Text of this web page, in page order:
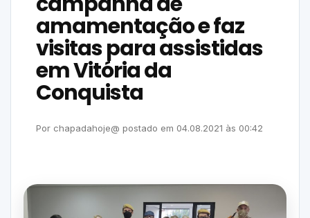
amamentação e faz
visitas para assistidas
em Vitória da
Conquista
Por chapadahoje@ postado em 04.08.2021 às 00:42